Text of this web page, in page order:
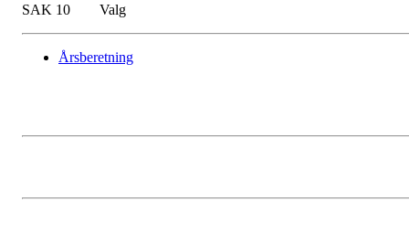
SAK 10 Valg
Årsberetning